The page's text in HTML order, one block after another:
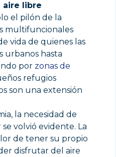
aire libre
el pilón de la
multifuncionales
vida de quienes las
urbanos hasta
por zonas de
refugios
son una extensión
la necesidad de
volvió evidente. La
de tener su propio
disfrutar del aire